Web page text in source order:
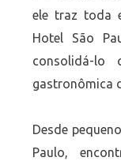
ele traz toda
Hotel São
consolidá-lo
gastronômica
Desde
Paulo,